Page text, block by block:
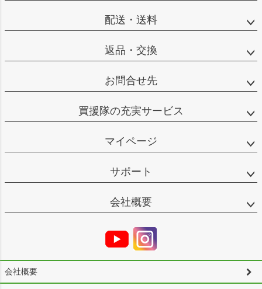
配送・送料
返品・交換
お問合せ先
買援隊の充実サービス
マイページ
サポート
会社概要
会社概要